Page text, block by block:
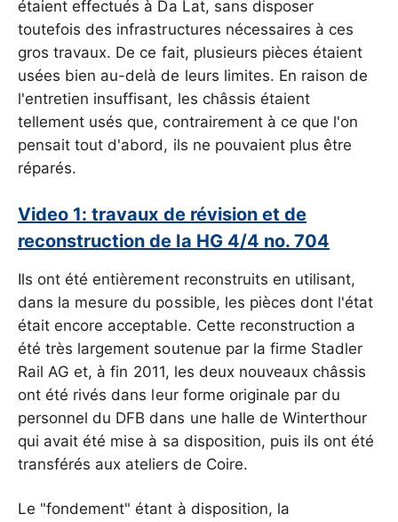
étaient effectués à Da Lat, sans disposer
toutefois des infrastructures nécessaires à ces
gros travaux. De ce fait, plusieurs pièces étaient
usées bien au-delà de leurs limites. En raison de
l'entretien insuffisant, les châssis étaient
tellement usés que, contrairement à ce que l'on
pensait tout d'abord, ils ne pouvaient plus être
réparés.
Video 1: travaux de révision et de
reconstruction de la HG 4/4 no. 704
Ils ont été entièrement reconstruits en utilisant,
dans la mesure du possible, les pièces dont l'état
était encore acceptable. Cette reconstruction a
été très largement soutenue par la firme Stadler
Rail AG et, à fin 2011, les deux nouveaux châssis
ont été rivés dans leur forme originale par du
personnel du DFB dans une halle de Winterthour
qui avait été mise à sa disposition, puis ils ont été
transférés aux ateliers de Coire.
Le "fondement" étant à disposition, la